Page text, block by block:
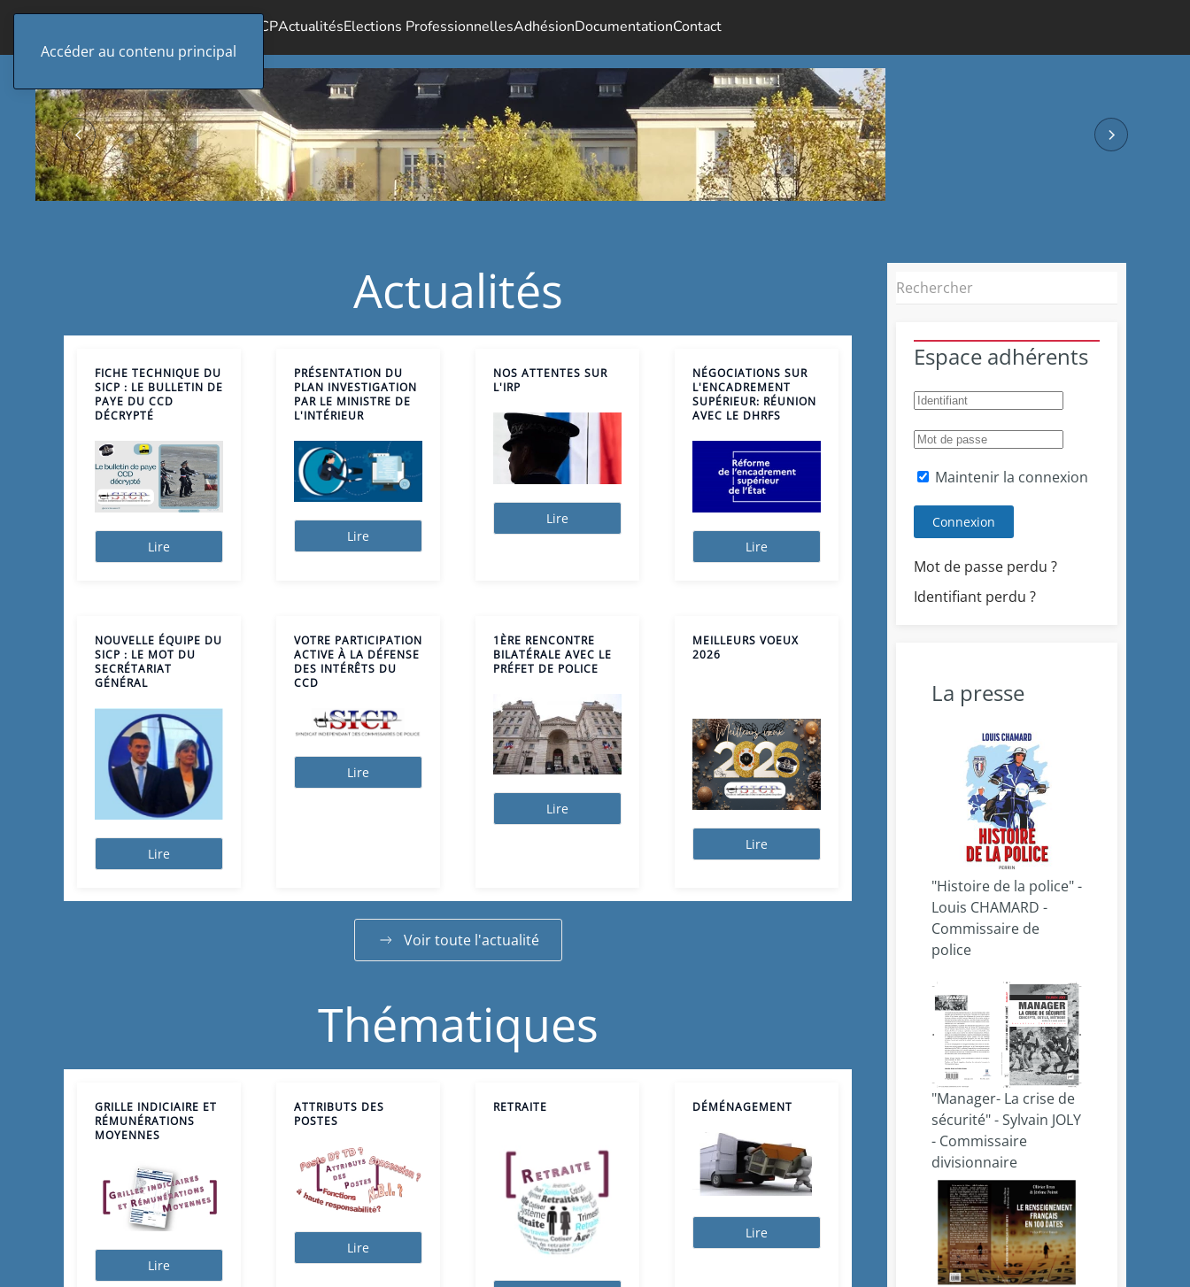
Accéder au contenu principal
Le SICPActualitésElections ProfessionnellesAdhésionDocumentationContact
Actualités
FICHE TECHNIQUE DU
SICP : LE BULLETIN DE
PAYE DU CCD
DÉCRYPTÉ
Lire
PRÉSENTATION DU
PLAN INVESTIGATION
PAR LE MINISTRE DE
L'INTÉRIEUR
Lire
NOS ATTENTES SUR
L'IRP
Lire
NÉGOCIATIONS SUR
L'ENCADREMENT
SUPÉRIEUR: RÉUNION
AVEC LE DHRFS
Lire
NOUVELLE ÉQUIPE DU
SICP : LE MOT DU
SECRÉTARIAT
GÉNÉRAL
Lire
VOTRE PARTICIPATION
ACTIVE À LA DÉFENSE
DES INTÉRÊTS DU
CCD
Lire
1ÈRE RENCONTRE
BILATÉRALE AVEC LE
PRÉFET DE POLICE
Lire
MEILLEURS VOEUX
2026
Lire
Voir toute l'actualité
Thématiques
GRILLE INDICIAIRE ET
RÉMUNÉRATIONS
MOYENNES
Lire
ATTRIBUTS DES
POSTES
Lire
RETRAITE DÉMÉNAGEMENT
Lire
Espace adhérents
Maintenir la connexion
Connexion
Mot de passe perdu ?
Identifiant perdu ?
La presse
"Histoire de la police" -
Louis CHAMARD -
Commissaire de
police
"Manager- La crise de
sécurité" - Sylvain JOLY
- Commissaire
divisionnaire